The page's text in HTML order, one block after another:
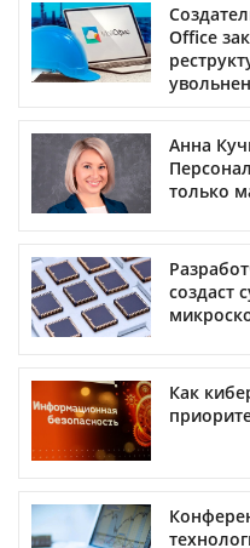
Office
Анна
только
создаст
Как